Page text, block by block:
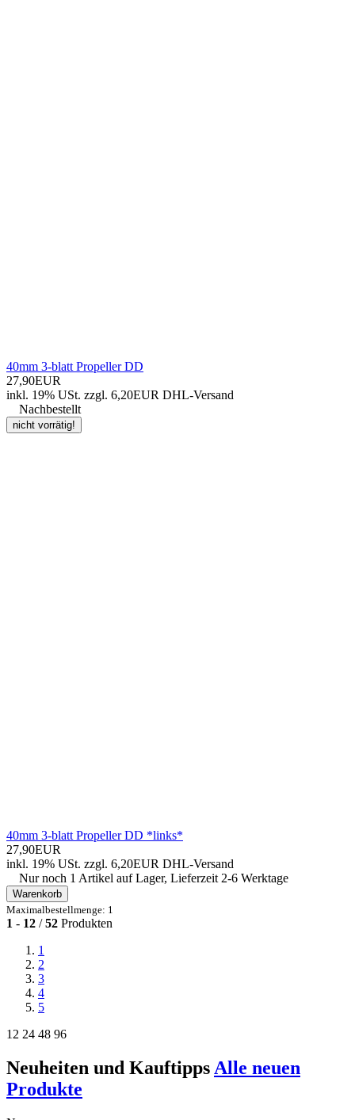
40mm 3-blatt Propeller DD
27,90EUR
inkl. 19% USt. zzgl. 6,20EUR DHL-Versand
Nachbestellt
nicht vorrätig!
40mm 3-blatt Propeller DD *links*
27,90EUR
inkl. 19% USt. zzgl. 6,20EUR DHL-Versand
Nur noch 1 Artikel auf Lager, Lieferzeit 2-6 Werktage
Warenkorb
Maximalbestellmenge: 1
1 - 12 /52 Produkten
1
2
3
4
5
12 24 48 96
Neuheiten und KauftippsAlle neuen
Produkte